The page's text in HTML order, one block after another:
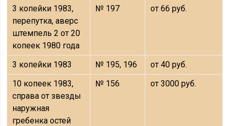
3 копейки 1983,
перепутка, аверс
штемпель 2 от 20
копеек 1980 года
№ 197 от 66 руб.
3 копейки 1983 № 195, 196
от 40 руб.
10 копеек 1983,
справа от звезды
наружная
гребенка остей
№ 156 от 3000 руб.